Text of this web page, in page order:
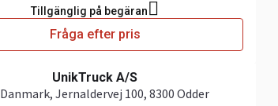
Tillgänglig på begäran
Fråga efter pris
UnikTruck A/S
Danmark, Jernaldervej 100, 8300 Odder